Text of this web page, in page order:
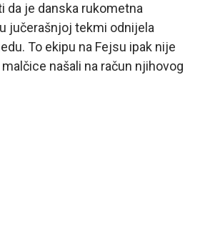
da je danska rukometna
jučerašnjoj tekmi odnijela
To ekipu na Fejsu ipak nije
našali na račun njihovog